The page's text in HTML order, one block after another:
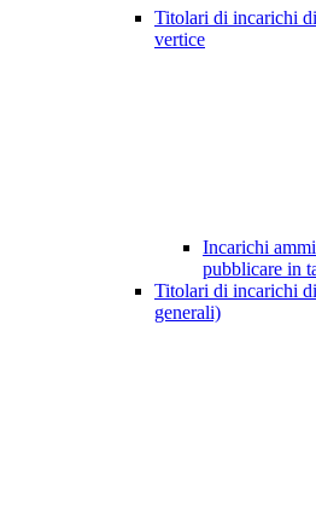
Titolari di incarichi
vertice
Incarichi
pubblicare in
Titolari di incarichi
generali)